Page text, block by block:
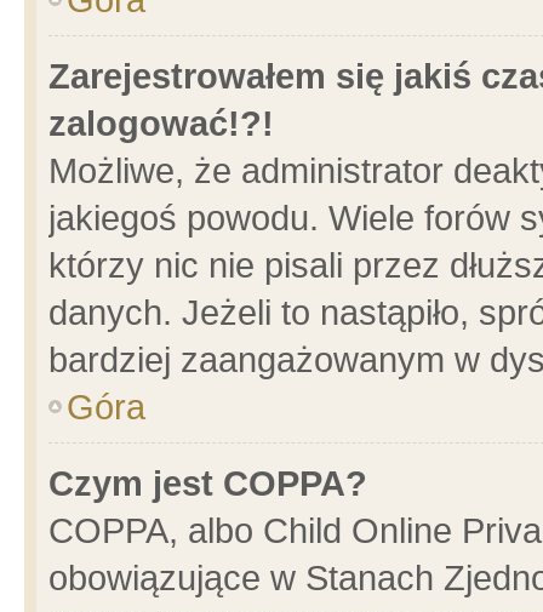
Zarejestrowałem się jakiś
zalogować!?!
Możliwe, że administrator
jakiegoś powodu. Wiele forów
którzy nic nie pisali przez
danych. Jeżeli to nastąpiło,
bardziej zaangażowanym w
Góra
Czym jest COPPA?
COPPA, albo Child Online
obowiązujące w Stanach